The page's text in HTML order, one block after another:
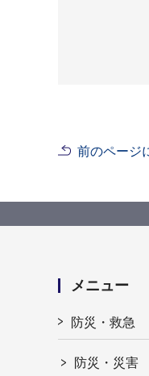
前のページ
メニュー
防災・救急
防災・災害